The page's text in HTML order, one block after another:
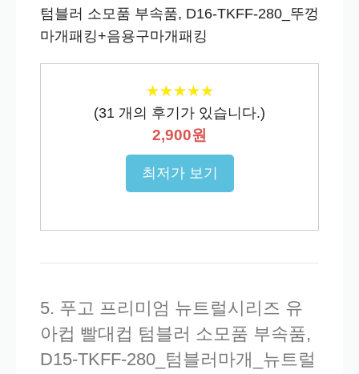
텀블러 소모품 부속품, D16-TKFF-280_뚜껑
마개패킹+음용구마개패킹
★★★★★
★★★★★
(31 개의 후기가 있습니다.)
2,900원
최저가 보기
5. 푸고 프리미엄 뉴트럴시리즈 유
아컵 빨대컵 텀블러 소모품 부속품,
D15-TKFF-280_텀블러마개_뉴트럴